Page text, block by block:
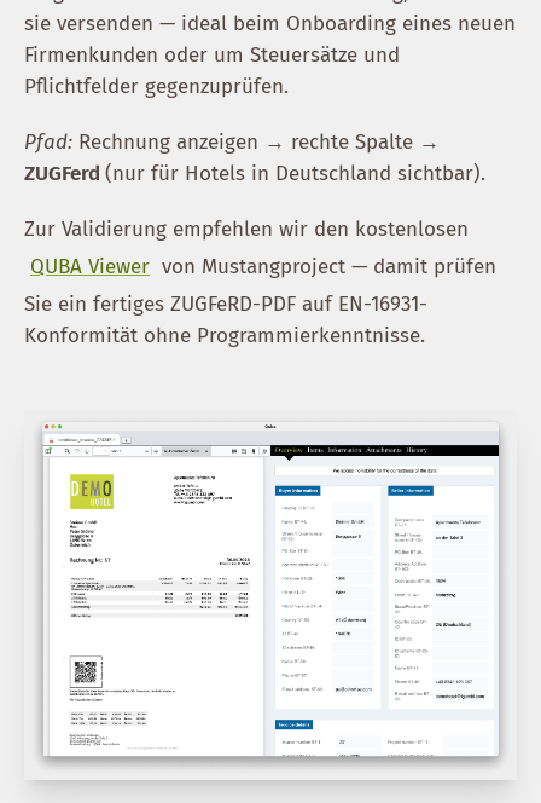
sie versenden — ideal beim Onboarding eines neuen
Firmenkunden oder um Steuersätze und
Pflichtfelder gegenzuprüfen.
Pfad: Rechnung anzeigen → rechte Spalte →
ZUGFerd (nur für Hotels in Deutschland sichtbar).
Zur Validierung empfehlen wir den kostenlosen
QUBA Viewer von Mustangproject — damit prüfen
Sie ein fertiges ZUGFeRD-PDF auf EN-16931-
Konformität ohne Programmierkenntnisse.